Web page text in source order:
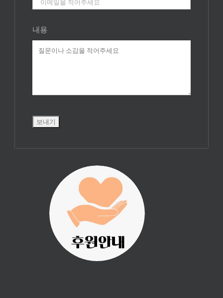
내용
진리횃불 사역은
여러분의 후원으
로 이루어집니다.